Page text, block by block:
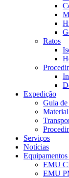
Ratos
Expedição
Guia
Serviços
Notícias
EMU
EMU